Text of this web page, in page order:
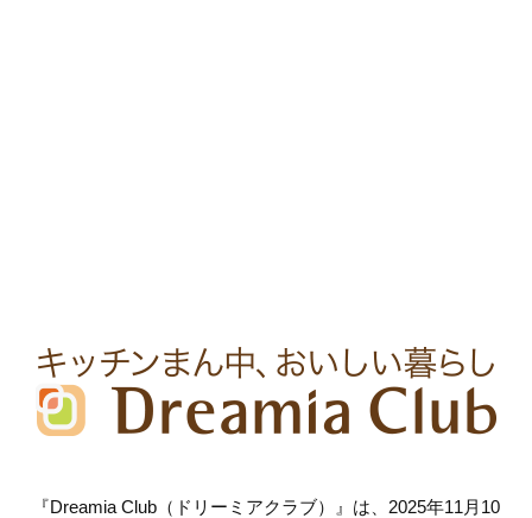
『Dreamia Club（ドリーミアクラブ）』は、2025年11月10